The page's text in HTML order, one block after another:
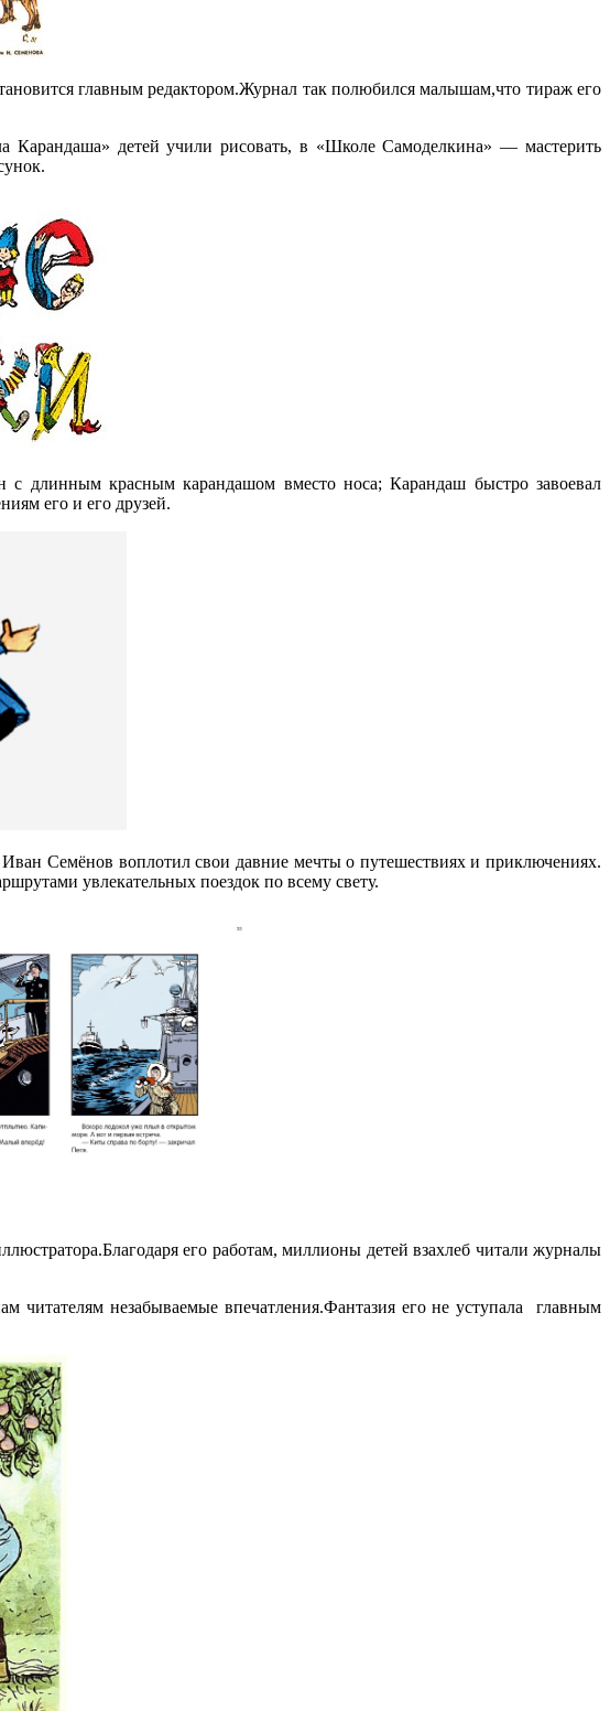
главным редактором.Журнал так полюбился малышам,что тираж его
Карандаша» детей учили рисовать, в «Школе Самоделкина» — мастерить
длинным красным карандашом вместо носа; Карандаш быстро завоевал
его и его друзей.
Семёнов воплотил свои давние мечты о путешествиях и приключениях.
увлекательных поездок по всему свету.
его работам, миллионы детей взахлеб читали журналы
читателям незабываемые впечатления.Фантазия его не уступала главным